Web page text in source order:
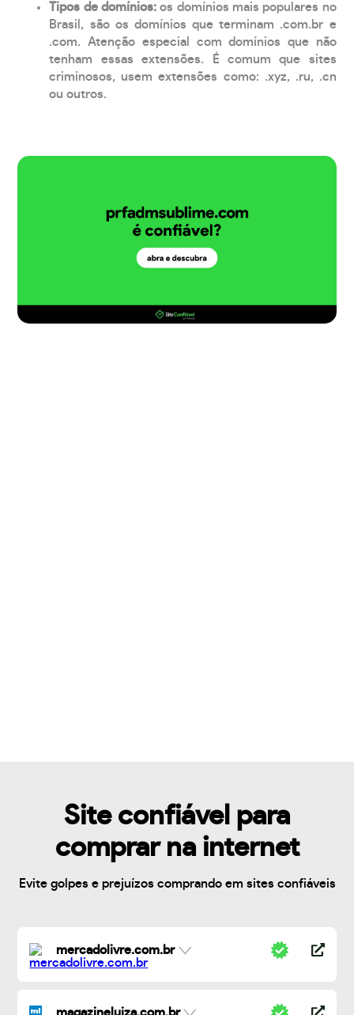
Tipos de domínios:os domínios mais populares no
Brasil, são os domínios que terminam .com.br e
.com. Atenção especial com domínios que não
tenham essas extensões. É comum que sites
criminosos, usem extensões como: .xyz, .ru, .cn
ou outros.
Site confiável para
comprar na internet
Evite golpes e prejuízos comprando em sites confiáveis
mercadolivre.com.br
magazineluiza.com.br